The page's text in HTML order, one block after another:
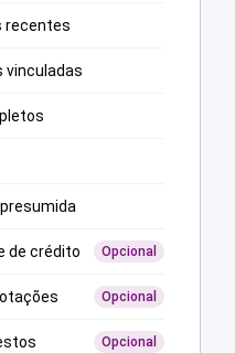
recentes
vinculadas
de crédito Opcional
Opcional
Opcional